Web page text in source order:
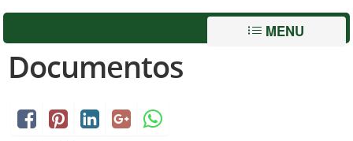
MENU
Documentos